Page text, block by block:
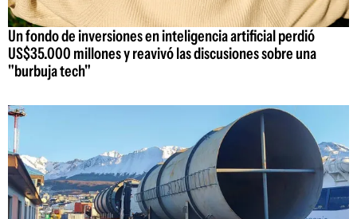
Un fondo de inversiones en inteligencia artificial perdió
US$35.000 millones y reavivó las discusiones sobre una
"burbuja tech"